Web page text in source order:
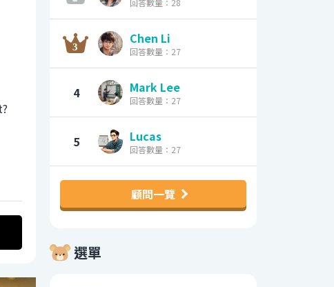
回答數量：28
Chen Li
回答數量：27
4 Mark Lee
回答數量：27
5 Lucas
回答數量：27
顧問一覽
選單